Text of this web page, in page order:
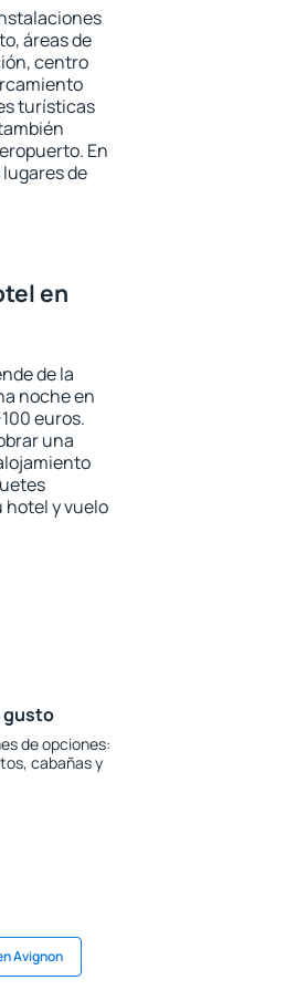
áreas de
centro
turísticas
En
de
en
de la
noche en
euros.
una
hotel y vuelo
gusto
de opciones:
cabañas y
Avignon